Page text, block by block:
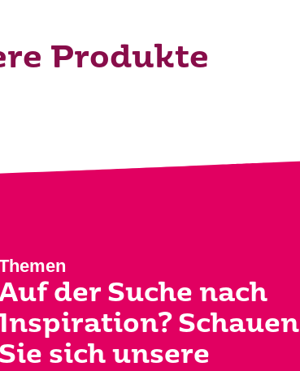
Produkte
der Suche nach
Inspiration? Schauen
Sie sich unsere